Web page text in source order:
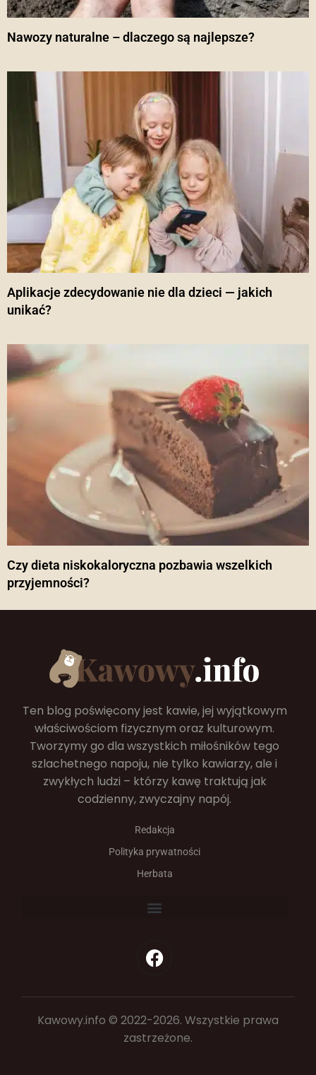
Nawozy naturalne – dlaczego są najlepsze?
Aplikacje zdecydowanie nie dla dzieci — jakich
unikać?
Czy dieta niskokaloryczna pozbawia wszelkich
przyjemności?
Ten blog poświęcony jest kawie, jej wyjątkowym
właściwościom fizycznym oraz kulturowym.
Tworzymy go dla wszystkich miłośników tego
szlachetnego napoju, nie tylko kawiarzy, ale i
zwykłych ludzi – którzy kawę traktują jak
codzienny, zwyczajny napój.
Redakcja
Polityka prywatności
Herbata
Kawowy.info © 2022-2026. Wszystkie prawa
zastrzeżone.